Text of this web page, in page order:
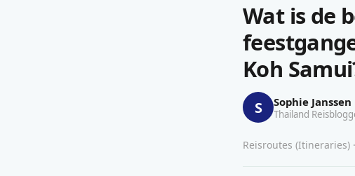
Wat is de
Koh
S Sophie Janssen
Thailand
Reisroutes (Itineraries)